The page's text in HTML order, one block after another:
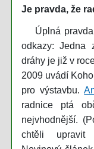
Je pravda, že
Úplná pravda
odkazy:
dráhy je již v
2009 uvádí
pro výstavbu.
radnice ptá
nejvhodnější.
chtěli upravit